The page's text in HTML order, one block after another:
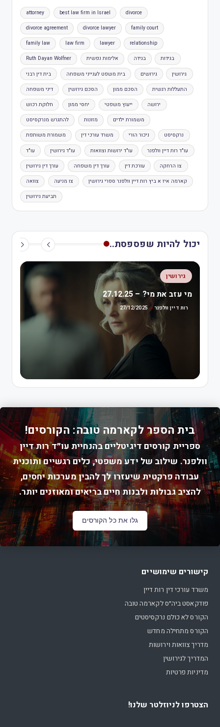
attorney best law firm in Israel divorce
divorce agreement divorce lawyer family court
family law law firm lawyer relationship
Ruth Dayan Wolfner אלימות נפשית בגידה בגידות
בית דין רבני בית משפט לענייני משפחה גירושים גירושין
דיני משפחה הסכם גירושין הסכם ממון התעללות רגשית
חלוקת רכוש יחסי ממון ייעוץ משפטי ירושה
להתגרש מנרקסיסט מזונות משמורת ילדים
משמורת משותפת משרד עורכי דין ניכור הורי נרקסיסט
עו"ד עו"ד גירושין עו"ד ירושות וצוואות עו"ד רות דיין וולפנר
עורך דין גירושין עורך דין משפחה עורכת דין צו הרחקה
צוואה צו מניעה קארמה איז א ביץ רות דיין וולפנר ספרי גירושין
תביעת גירושין
יכול להיות שפספסת..
גירושין
מי עזב את מי? – 27.12.25
רות דיין וולפנר 27/12/2025
בית הספר לקארמה טובה: הקורסים!
ספריית קורסים דיגיטליים בהנחיית עו״ד רות דיין
וולפנר. שילוב של ידע משפטי, כלים רגשיים ותוכנית
עבודה פרקטית שיעזרו לך להבין מערכות יחסים,
להציב גבולות ולבנות חיים בריאים ומאוזנים יותר.
גלו את כל הקורסים
קישורים שימושיים
משרד עורכי דין רות דיין
פודקאסט ביה״ס לקארמה טובה
הקורס לא כולם נרקסיסטים
הקורס מתחילה מחדש
מדריך צוואות וירושות
המדריך לגירושין
מדיניות פרטיות
הצטרפו לניוזלטר שלנו!